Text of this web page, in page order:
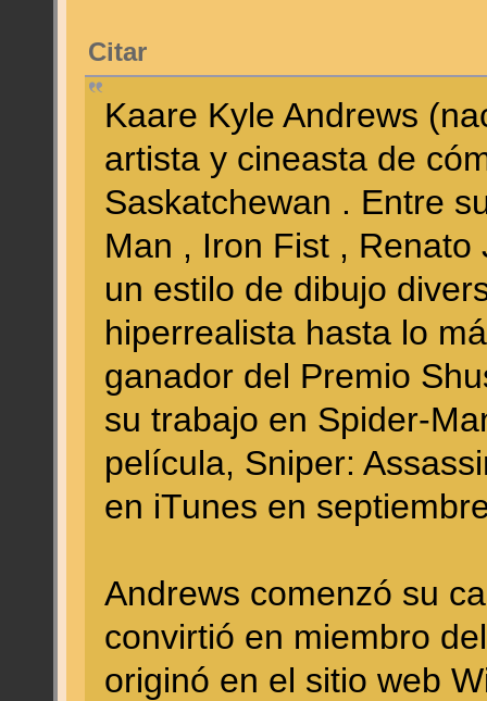
Citar
Kaare Kyle Andrews
artista y cineasta de
Saskatchewan . Entre
Man , Iron Fist , Renato
un estilo de dibujo
hiperrealista hasta lo
ganador del Premio
su trabajo en Spider-
película, Sniper:
en iTunes en
Andrews comenzó su
convirtió en miembro
originó en el sitio web